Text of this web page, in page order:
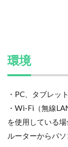
環境
・PC、タブレッ
・Wi-Fi（無線
を使用している場
ルーターからパ